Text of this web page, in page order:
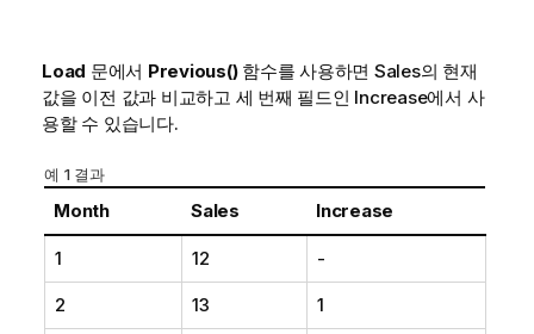
Load 문에서 Previous()함수를 사용하면 Sales의 현재
값을 이전 값과 비교하고 세 번째 필드인 Increase에서 사
용할 수 있습니다.
예 1 결과
Month Sales Increase
1 12 -
2 13 1